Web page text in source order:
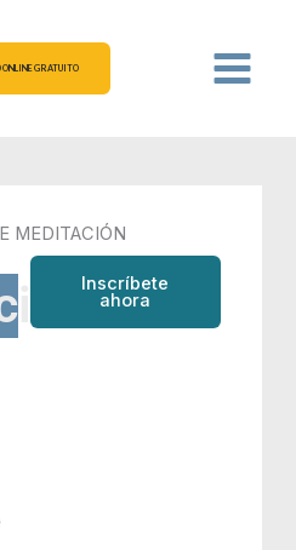
ONLINE GRATUITO
MEDITACIÓN
Inscríbete
ahora